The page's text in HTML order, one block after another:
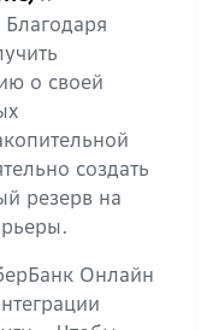
о своей
создать
резерв на
Онлайн